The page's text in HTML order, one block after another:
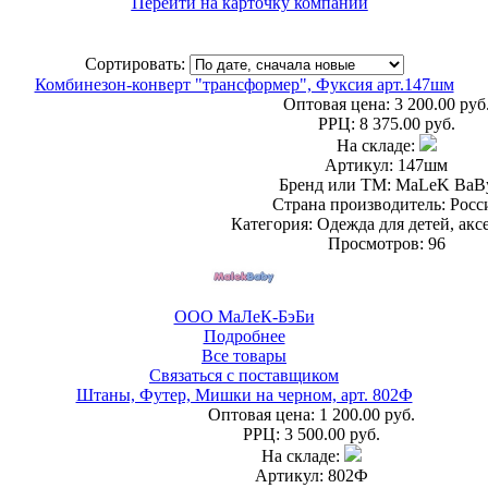
Сортировать:
Комбинезон-конверт "трансформер", Фуксия арт.147шм
Оптовая цена: 3 200.00 руб.
РРЦ: 8 375.00 руб.
На складе:
Артикул: 147шм
Бренд или ТМ: MaLeK
Страна производитель:
Категория: Одежда для детей,
Просмотров: 96
ООО МаЛеК-БэБи
Подробнее
Все товары
Связаться с поставщиком
Штаны, Футер, Мишки на черном, арт. 802Ф
Оптовая цена: 1 200.00 руб.
РРЦ: 3 500.00 руб.
На складе:
Артикул: 802Ф